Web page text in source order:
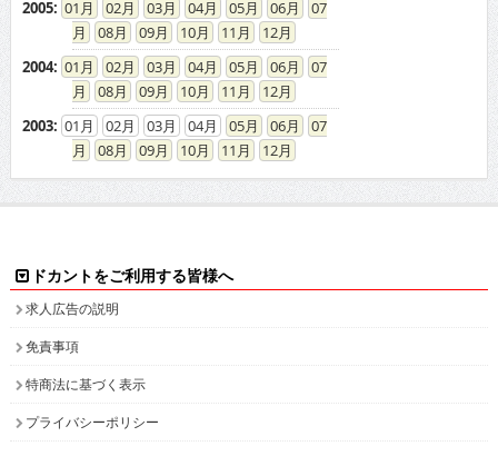
2004: 01 02 03 04 05 06
07
08
09 10 11
12
2003: 01 02 03 04 05 06
07
08
09 10 11 12
免責事項